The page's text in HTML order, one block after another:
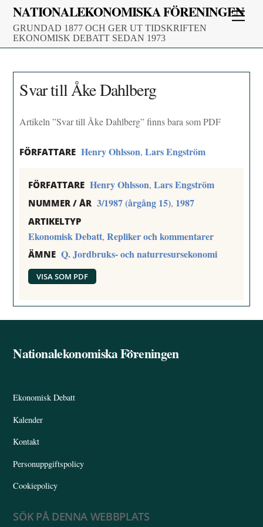
Skip
content
NATIONALEKONOMISKA FÖRENINGEN
GRUNDAD 1877 OCH GER UT TIDSKRIFTEN
EKONOMISK DEBATT SEDAN 1973
Svar till Åke Dahlberg
Artikeln ”Svar till Åke Dahlberg” finns bara som PDF
FÖRFATTARE Henry Ohlsson,Lars Engström
FÖRFATTARE Henry Ohlsson,Lars Engström
NUMMER / ÅR 3/1987 (årgång 15), 1987
ARTIKELTYP
Ekonomisk Debatt,Repliker och kommentarer
ÄMNE Q. Jordbruks- och naturresursekonomi
VISA SOM PDF
Back
Nationalekonomiska Föreningen
Ekonomisk Debatt
Kalender
Kontakt
Personuppgiftspolicy
Cookiepolicy
SÖK PÅ DENNA WEBBPLATS